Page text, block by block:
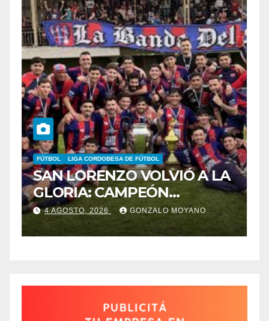
FÚTBOL LIGA CORDOBESA DE FÚTBOL
SAN LORENZO VOLVIÓ A LA
GLORIA: CAMPEÓN
DESPUÉS DE 42 AÑOS
4 AGOSTO, 2026 GONZALO MOYANO